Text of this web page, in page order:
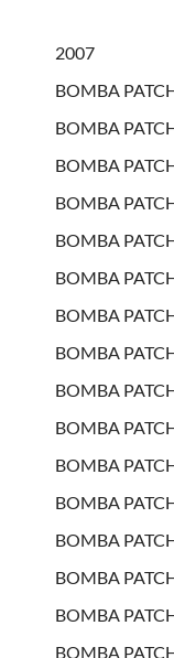
2007
BOMBA
BOMBA
BOMBA
BOMBA
BOMBA
BOMBA
BOMBA
BOMBA
BOMBA
BOMBA
BOMBA
BOMBA
BOMBA
BOMBA
BOMBA
BOMBA